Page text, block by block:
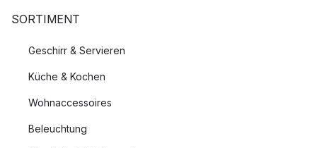
SORTIMENT
Geschirr & Servieren
Küche & Kochen
Wohnaccessoires
Beleuchtung